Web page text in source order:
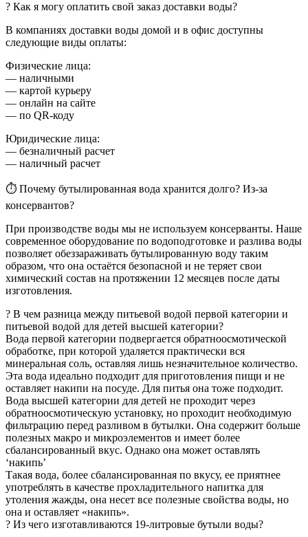
? Как я могу оплатить свой заказ доставки воды?
В компаниях доставки воды домой и в офис доступны
следующие виды оплаты:
Физические лица:
— наличными
— картой курьеру
— онлайн на сайте
— по QR-коду
Юридические лица:
— безналичный расчет
— наличный расчет
⏱ Почему бутылированная вода хранится долго? Из-за
консервантов?
При производстве воды мы не используем консерванты. Наше
современное оборудование по водоподготовке и разлива воды
позволяет обеззараживать бутылированную воду таким
образом, что она остаётся безопасной и не теряет свои
химический состав на протяжении 12 месяцев после даты
изготовления.
? В чем разница между питьевой водой первой категории и
питьевой водой для детей высшей категории?
Вода первой категории подвергается обратноосмотической
обработке, при которой удаляется практически вся
минеральная соль, оставляя лишь незначительное количество.
Эта вода идеально подходит для приготовления пищи и не
оставляет накипи на посуде. Для питья она тоже подходит.
Вода высшей категории для детей не проходит через
обратноосмотическую установку, но проходит необходимую
фильтрацию перед разливом в бутылки. Она содержит больше
полезных макро и микроэлементов и имеет более
сбалансированный вкус. Однако она может оставлять
‘накипь’
Такая вода, более сбалансированная по вкусу, ее приятнее
употреблять в качестве прохладительного напитка для
утоления жажды, она несет все полезные свойства воды, но
она и оставляет «накипь».
? Из чего изготавливаются 19-литровые бутыли воды?